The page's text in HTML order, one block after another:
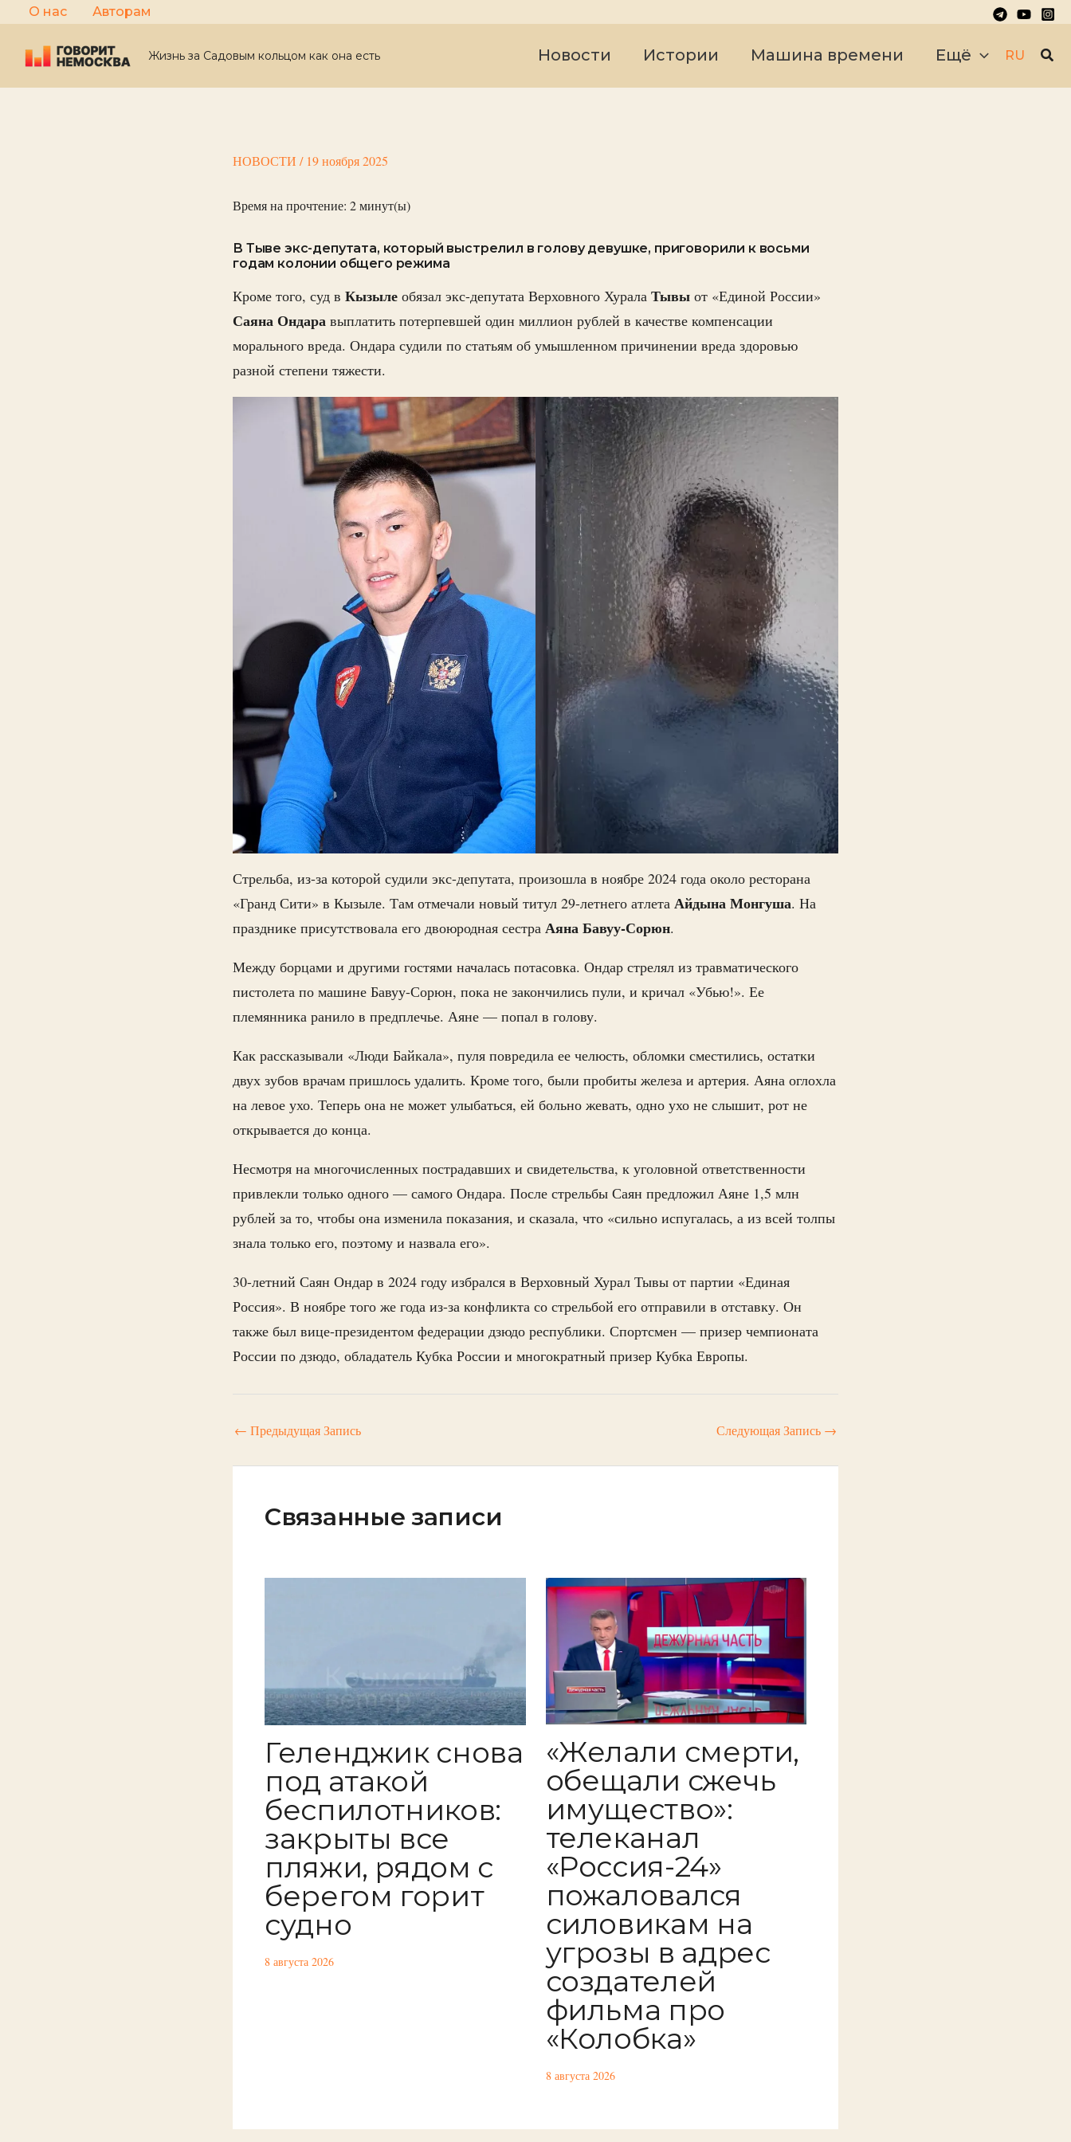
Перейти
к
содержимому
О нас Авторам
Жизнь за Садовым кольцом как она есть Новости Истории Машина времени Ещё RU
НОВОСТИ / 19 ноября 2025
Время на прочтение: 2минут(ы)
В Тыве экс-депутата, который выстрелил в голову девушке, приговорили к восьми
годам колонии общего режима
Кроме того, суд в Кызыле обязал экс-депутата Верховного Хурала Тывы от «Единой России»
Саяна Ондара выплатить потерпевшей один миллион рублей в качестве компенсации
морального вреда. Ондара судили по статьям об умышленном причинении вреда здоровью
разной степени тяжести.
Стрельба, из-за которой судили экс-депутата, произошла в ноябре 2024 года около ресторана
«Гранд Сити» в Кызыле. Там отмечали новый титул 29-летнего атлета Айдына Монгуша. На
празднике присутствовала его двоюродная сестра Аяна Бавуу-Сорюн.
Между борцами и другими гостями началась потасовка. Ондар стрелял из травматического
пистолета по машине Бавуу-Сорюн, пока не закончились пули, и кричал «Убью!». Ее
племянника ранило в предплечье. Аяне — попал в голову.
Как рассказывали «Люди Байкала», пуля повредила ее челюсть, обломки сместились, остатки
двух зубов врачам пришлось удалить. Кроме того, были пробиты железа и артерия. Аяна оглохла
на левое ухо. Теперь она не может улыбаться, ей больно жевать, одно ухо не слышит, рот не
открывается до конца.
Несмотря на многочисленных пострадавших и свидетельства, к уголовной ответственности
привлекли только одного — самого Ондара. После стрельбы Саян предложил Аяне 1,5 млн
рублей за то, чтобы она изменила показания, и сказала, что «сильно испугалась, а из всей толпы
знала только его, поэтому и назвала его».
30-летний Саян Ондар в 2024 году избрался в Верховный Хурал Тывы от партии «Единая
Россия». В ноябре того же года из-за конфликта со стрельбой его отправили в отставку. Он
также был вице-президентом федерации дзюдо республики. Спортсмен — призер чемпионата
России по дзюдо, обладатель Кубка России и многократный призер Кубка Европы.
← Предыдущая Запись Следующая Запись →
Связанные записи
Геленджик снова
под атакой
беспилотников:
закрыты все
пляжи, рядом с
берегом горит
судно
8 августа 2026
«Желали смерти,
обещали сжечь
имущество»:
телеканал
«Россия-24»
пожаловался
силовикам на
угрозы в адрес
создателей
фильма про
«Колобка»
8 августа 2026